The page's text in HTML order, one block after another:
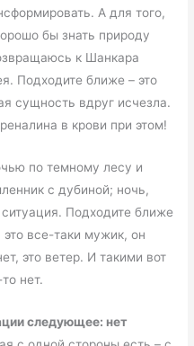
А для того,
бы знать природу
к Шанкара
Подходите ближе – это
сущность вдруг исчезла.
в крови при этом!
по темному лесу и
с дубиной; ночь,
Подходите ближе
это все-таки мужик, он
это ветер. И такими вот
нет.
следующее: нет